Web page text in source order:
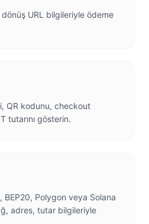
URL bilgileriyle ödeme
QR kodunu, checkout
tutarını gösterin.
BEP20, Polygon veya Solana
adres, tutar bilgileriyle